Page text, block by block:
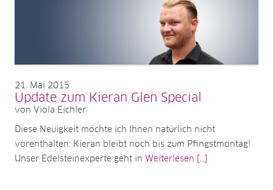
21 Mai 2015
Update zum Kieran Glen Special
von Viola Eichler
Diese Neuigkeit möchte ich Ihnen natürlich nicht
vorenthalten: Kieran bleibt noch bis zum Pfingstmontag!
Unser Edelsteinexperte geht in Weiterlesen [...]